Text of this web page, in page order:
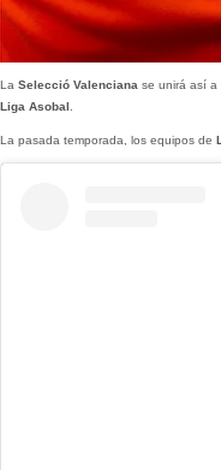
La Selecció Valenciana se unirá así a
Liga Asobal .
La pasada temporada, los equipos de